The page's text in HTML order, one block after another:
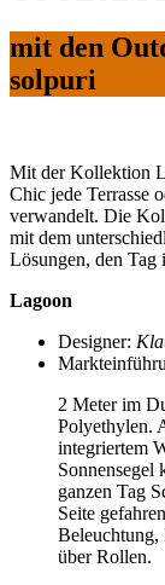
mit den
solpuri
Mit der Kollektion
Chic jede Terrasse
verwandelt. Die
mit dem
Lösungen, den Tag
Lagoon
Designer:
2 Meter im
Polyethylen.
integriertem
Sonnensegel
ganzen Tag
Seite
Beleuchtung,
über Rollen.